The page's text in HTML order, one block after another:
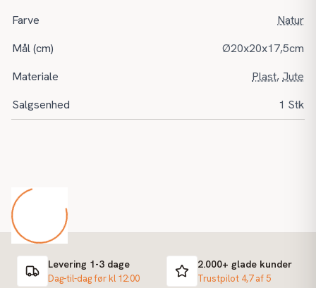
Farve
Natur
Mål (cm)
Ø20x20x17,5cm
Materiale
Plast,Jute
Salgsenhed
1 Stk
Levering 1-3 dage
Dag-til-dag før kl 12:00
2.000+ glade kunder
Trustpilot 4,7 af 5